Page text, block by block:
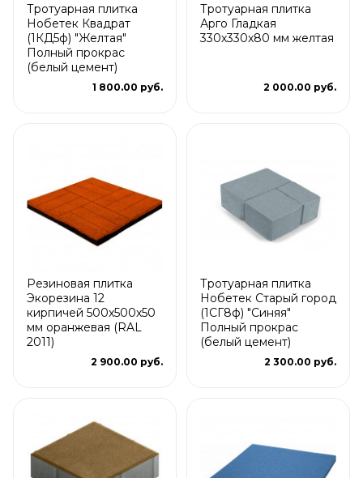
Тротуарная плитка
Нобетек Квадрат
(1КД5ф) "Желтая"
Полный прокрас
(белый цемент)
1 800.00 руб.
Тротуарная плитка
Арго Гладкая
330x330x80 мм желтая
2 000.00 руб.
Резиновая плитка
Экорезина 12
кирпичей 500x500x50
мм оранжевая (RAL
2011)
2 900.00 руб.
Тротуарная плитка
Нобетек Старый город
(1СГ8ф) "Синяя"
Полный прокрас
(белый цемент)
2 300.00 руб.